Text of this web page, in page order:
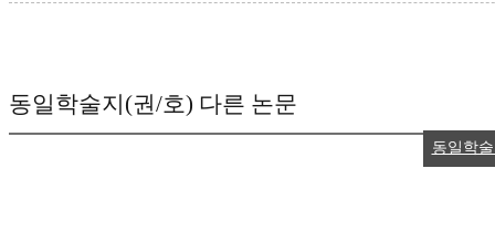
동일학술지(권/호) 다른 논문
동일학